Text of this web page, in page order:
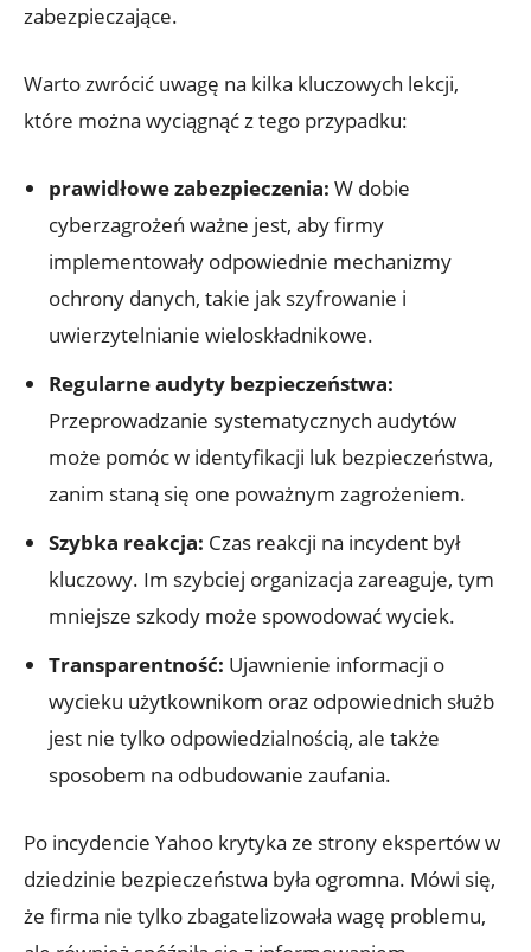
zabezpieczające.
Warto zwrócić ‍uwagę na kilka kluczowych lekcji,​
które​ można wyciągnąć z ⁣tego przypadku:
prawidłowe zabezpieczenia: W ⁤dobie
cyberzagrożeń​ ważne ⁢jest, aby firmy
implementowały odpowiednie mechanizmy
ochrony⁢ danych, takie jak ⁢szyfrowanie i
uwierzytelnianie wieloskładnikowe.
Regularne audyty ⁣bezpieczeństwa:
Przeprowadzanie systematycznych audytów
może pomóc w‍ identyfikacji luk bezpieczeństwa,‌
zanim staną się one poważnym ⁤zagrożeniem.
Szybka reakcja: Czas ⁤reakcji na incydent ​był
kluczowy. Im szybciej organizacja zareaguje, ‍tym
mniejsze szkody‍ może spowodować wyciek.
Transparentność: Ujawnienie informacji o
wycieku ⁣użytkownikom oraz odpowiednich służb
jest nie⁤ tylko odpowiedzialnością, ale ​także
sposobem na ⁣odbudowanie zaufania.
Po ⁣incydencie⁢ Yahoo krytyka ze‌ strony ekspertów w
dziedzinie bezpieczeństwa była ogromna. Mówi ⁣się,
że firma nie tylko zbagatelizowała wagę ‍problemu,